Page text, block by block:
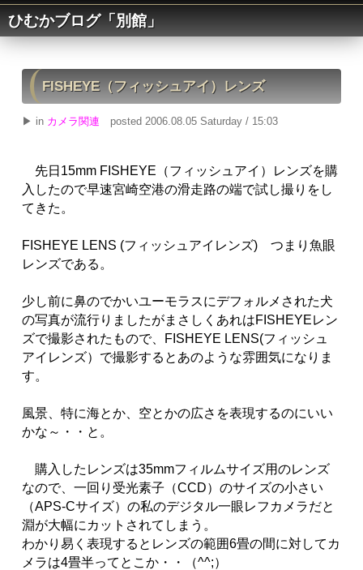
ひむかブログ「別館」
FISHEYE（フィッシュアイ）レンズ
▶ in カメラ関連 posted 2006.08.05 Saturday / 15:03
先日15mm FISHEYE（フィッシュアイ）レンズを購
入したので早速宮崎空港の滑走路の端で試し撮りをし
てきた。
FISHEYE LENS (フィッシュアイレンズ) つまり魚眼
レンズである。
少し前に鼻のでかいユーモラスにデフォルメされた犬
の写真が流行りましたがまさしくあれはFISHEYEレン
ズで撮影されたもので、FISHEYE LENS(フィッシュ
アイレンズ）で撮影するとあのような雰囲気になりま
す。
風景、特に海とか、空とかの広さを表現するのにいい
かな～・・と。
購入したレンズは35mmフィルムサイズ用のレンズ
なので、一回り受光素子（CCD）のサイズの小さい
（APS-Cサイズ）の私のデジタル一眼レフカメラだと
淵が大幅にカットされてしまう。
わかり易く表現するとレンズの範囲6畳の間に対してカ
メラは4畳半ってとこか・・（^^;）